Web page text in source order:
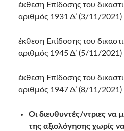
έκθεση Επίδοσης του
αριθμός 1931 Δ’ (3/11/2021)
έκθεση Επίδοσης του
αριθμός 1945 Δ’ (5/11/2021)
έκθεση Επίδοσης του
αριθμός 1947 Δ’ (8/11/2021)
Οι διευθυντές/ντριες
της αξιολόγησης χωρίς